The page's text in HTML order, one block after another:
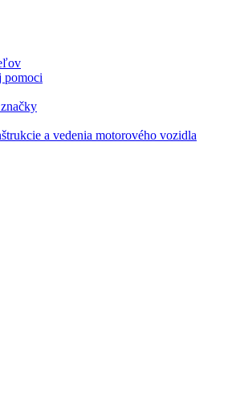
pomoci
a vedenia motorového vozidla